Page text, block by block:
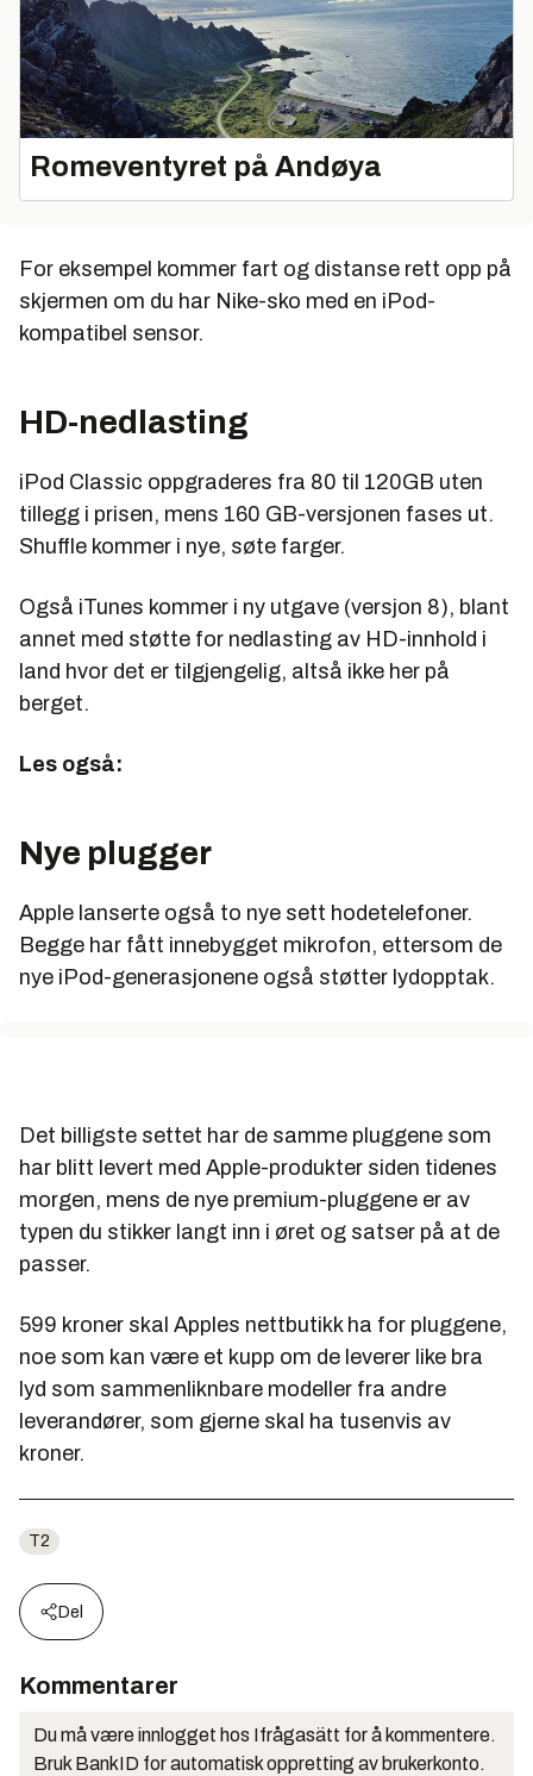
Romeventyret på Andøya
For eksempel kommer fart og distanse rett opp på
skjermen om du har Nike-sko med en iPod-
kompatibel sensor.
HD-nedlasting
iPod Classic oppgraderes fra 80 til 120GB uten
tillegg i prisen, mens 160 GB-versjonen fases ut.
Shuffle kommer i nye, søte farger.
Også iTunes kommer i ny utgave (versjon 8), blant
annet med støtte for nedlasting av HD-innhold i
land hvor det er tilgjengelig, altså ikke her på
berget.
Les også:
Nye plugger
Apple lanserte også to nye sett hodetelefoner.
Begge har fått innebygget mikrofon, ettersom de
nye iPod-generasjonene også støtter lydopptak.
Det billigste settet har de samme pluggene som
har blitt levert med Apple-produkter siden tidenes
morgen, mens de nye premium-pluggene er av
typen du stikker langt inn i øret og satser på at de
passer.
599 kroner skal Apples nettbutikk ha for pluggene,
noe som kan være et kupp om de leverer like bra
lyd som sammenliknbare modeller fra andre
leverandører, som gjerne skal ha tusenvis av
kroner.
T2
Del
Kommentarer
Du må være innlogget hos Ifrågasätt for å kommentere.
Bruk BankID for automatisk oppretting av brukerkonto.